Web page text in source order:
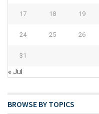
17 18 19
24 25 26
31
« Jul
BROWSE BY TOPICS